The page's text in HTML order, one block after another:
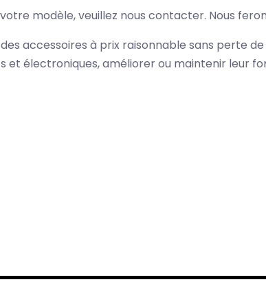
modèle, veuillez nous contacter. Nous
accessoires à prix raisonnable sans perte
et électroniques, améliorer ou maintenir leur